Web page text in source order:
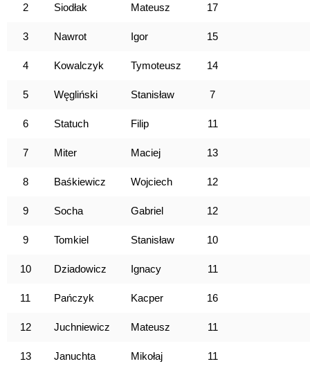
2 Siodłak Mateusz 17
3 Nawrot Igor 15
4 Kowalczyk Tymoteusz 14
5 Węgliński Stanisław 7
6 Statuch Filip 11
7 Miter Maciej 13
8 Baśkiewicz Wojciech 12
9 Socha Gabriel 12
9 Tomkiel Stanisław 10
10 Dziadowicz Ignacy 11
11 Pańczyk Kacper 16
12 Juchniewicz Mateusz 11
13 Januchta Mikołaj 11